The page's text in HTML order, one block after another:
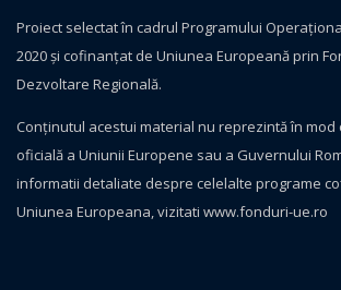
Proiect selectat în cadrul Programului
2020 și cofinanțat de Uniunea Europeană prin
Dezvoltare Regională.
Conţinutul acestui material nu reprezintă în
oficială a Uniunii Europene sau a Guvernului
informatii detaliate despre celelalte programe
Uniunea Europeana, vizitati www.fonduri-ue.ro